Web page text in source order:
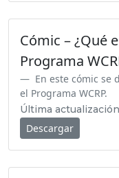
Cómic – ¿Qué
Programa
En este cómic se
el Programa WCRP.
Última
Descargar